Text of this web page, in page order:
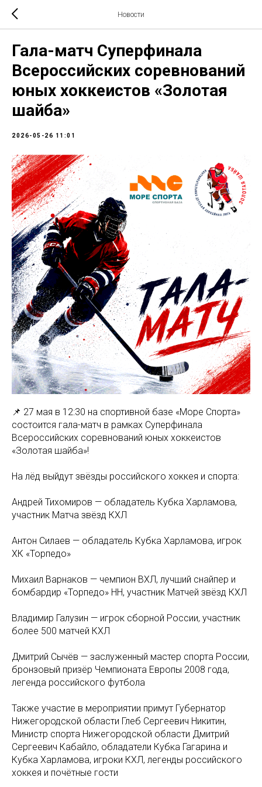
Новости
Гала-матч Суперфинала
Всероссийских соревнований
юных хоккеистов «Золотая
шайба»
2026-05-26 11:01
📌 27 мая в 12:30 на спортивной базе «Море Спорта»
состоится гала-матч в рамках Суперфинала
Всероссийских соревнований юных хоккеистов
«Золотая шайба»!
На лёд выйдут звёзды российского хоккея и спорта:
Андрей Тихомиров — обладатель Кубка Харламова,
участник Матча звёзд КХЛ
Антон Силаев — обладатель Кубка Харламова, игрок
ХК «Торпедо»
Михаил Варнаков — чемпион ВХЛ, лучший снайпер и
бомбардир «Торпедо» НН, участник Матчей звёзд КХЛ
Владимир Галузин — игрок сборной России, участник
более 500 матчей КХЛ
Дмитрий Сычёв — заслуженный мастер спорта России,
бронзовый призёр Чемпионата Европы 2008 года,
легенда российского футбола
Также участие в мероприятии примут Губернатор
Нижегородской области Глеб Сергеевич Никитин,
Министр спорта Нижегородской области Дмитрий
Сергеевич Кабайло, обладатели Кубка Гагарина и
Кубка Харламова, игроки КХЛ, легенды российского
хоккея и почётные гости